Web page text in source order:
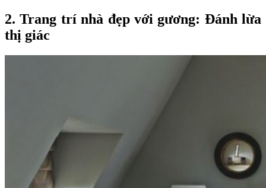
2. Trang trí nhà đẹp với gương: Đánh lừa
thị giác